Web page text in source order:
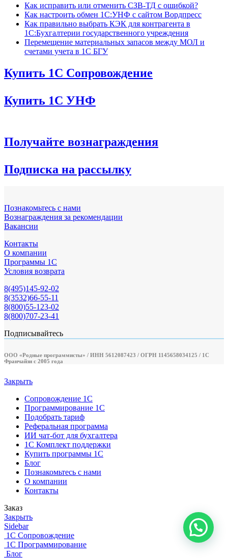
Как исправить или отменить СЗВ-ТД с ошибкой?
Как настроить обмен 1С:УНФ с сайтом Вордпресс
Как правильно выбрать КЭК для контрагента в
1С:Бухгалтерии государственного учреждения
Перемещение материальных запасов между МОЛ и
счетами учета в 1С БГУ
Купить 1С Сопровождение
Купить 1С УНФ
Получайте вознаграждения
Подписка на рассылку
Познакомьтесь с нами
Вознаграждения за рекомендации
Вакансии
Контакты
О компании
Программы 1С
Условия возврата
8(495)145-92-02
8(3532)66-55-11
8(800)55-123-02
8(800)707-23-41
Подписывайтесь
ООО «Родные программисты» / ИНН 5612087423 / ОГРН 1145658034125 / 1С
Франчайзи с 2005 года
Закрыть
Сопровождение 1С
Программирование 1С
Подобрать тариф
Реферальная программа
ИИ чат-бот для бухгалтера
1С Комплект поддержки
Купить программы 1С
Блог
Познакомьтесь с нами
О компании
Контакты
Заказ
Закрыть
Sidebar
1С Сопровождение
1С Программирование
Блог